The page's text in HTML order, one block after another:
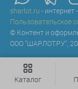
sharlot.ru -
Пользовательское
© Контент и
ООО "ШАРЛОТ.РУ",
Каталог